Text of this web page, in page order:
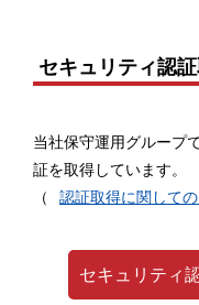
セキュリティ認
当社保守運用グループ
証を取得しています。
（
認証取得に関して
セキュリティ